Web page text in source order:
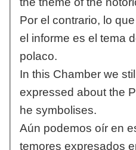
Por el contrario, lo
el informe es el tema
polaco.
In this Chamber we
expressed about the
he symbolises.
Aún podemos oír en
temores expresados